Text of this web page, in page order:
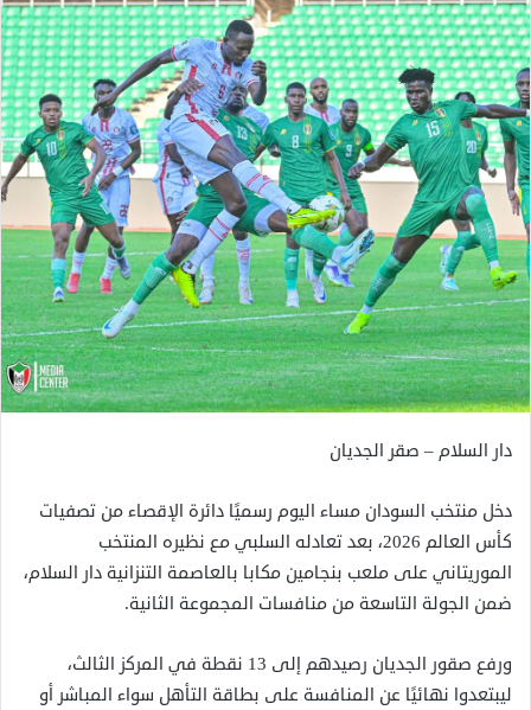
دار السلام – صقر الجديان
دخل منتخب السودان مساء اليوم رسميًا دائرة الإقصاء من تصفيات
كأس العالم 2026، بعد تعادله السلبي مع نظيره المنتخب
الموريتاني على ملعب بنجامين مكابا بالعاصمة التنزانية دار السلام،
ضمن الجولة التاسعة من منافسات المجموعة الثانية.
ورفع صقور الجديان رصيدهم إلى 13 نقطة في المركز الثالث،
ليبتعدوا نهائيًا عن المنافسة على بطاقة التأهل سواء المباشر أو